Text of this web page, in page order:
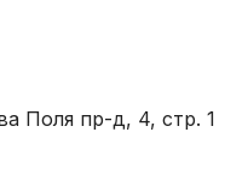
Поля пр-д, 4, стр. 1